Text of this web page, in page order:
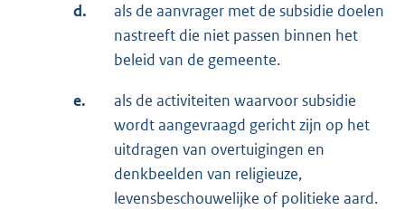
d.
als de aanvrager met de subsidie doelen
nastreeft die niet passen binnen het
beleid van de gemeente.
e.
als de activiteiten waarvoor subsidie
wordt aangevraagd gericht zijn op het
uitdragen van overtuigingen en
denkbeelden van religieuze,
levensbeschouwelijke of politieke aard.